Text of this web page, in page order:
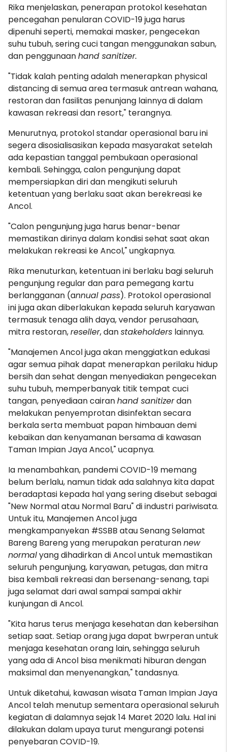
Rika menjelaskan, penerapan protokol kesehatan
pencegahan penularan COVID-19 juga harus
dipenuhi seperti, memakai masker, pengecekan
suhu tubuh, sering cuci tangan menggunakan sabun,
dan penggunaanhand sanitizer.
"Tidak kalah penting adalah menerapkan physical
distancing di semua area termasuk antrean wahana,
restoran dan fasilitas penunjang lainnya di dalam
kawasan rekreasi dan resort," terangnya.
Menurutnya, protokol standar operasional baru ini
segera disosialisasikan kepada masyarakat setelah
ada kepastian tanggal pembukaan operasional
kembali. Sehingga, calon pengunjung dapat
mempersiapkan diri dan mengikuti seluruh
ketentuan yang berlaku saat akan berekreasi ke
Ancol.
"Calon pengunjung juga harus benar-benar
memastikan dirinya dalam kondisi sehat saat akan
melakukan rekreasi ke Ancol," ungkapnya.
Rika menuturkan, ketentuan ini berlaku bagi seluruh
pengunjung regular dan para pemegang kartu
berlangganan (annual pass). Protokol operasional
ini juga akan diberlakukan kepada seluruh karyawan
termasuk tenaga alih daya, vendor perusahaan,
mitra restoran,reseller, danstakeholders lainnya.
"Manajemen Ancol juga akan menggiatkan edukasi
agar semua pihak dapat menerapkan perilaku hidup
bersih dan sehat dengan menyediakan pengecekan
suhu tubuh, memperbanyak titik tempat cuci
tangan, penyediaan cairanhand sanitizerdan
melakukan penyemprotan disinfektan secara
berkala serta membuat papan himbauan demi
kebaikan dan kenyamanan bersama di kawasan
Taman Impian Jaya Ancol," ucapnya.
Ia menambahkan, pandemi COVID-19 memang
belum berlalu, namun tidak ada salahnya kita dapat
beradaptasi kepada hal yang sering disebut sebagai
"New Normal atau Normal Baru" di industri pariwisata.
Untuk itu, Manajemen Ancol juga
mengkampanyekan #SSBB atau Senang Selamat
Bareng Bareng yang merupakan peraturannew
normalyang dihadirkan di Ancol untuk memastikan
seluruh pengunjung, karyawan, petugas, dan mitra
bisa kembali rekreasi dan bersenang-senang, tapi
juga selamat dari awal sampai sampai akhir
kunjungan di Ancol.
"Kita harus terus menjaga kesehatan dan kebersihan
setiap saat. Setiap orang juga dapat bwrperan untuk
menjaga kesehatan orang lain, sehingga seluruh
yang ada di Ancol bisa menikmati hiburan dengan
maksimal dan menyenangkan," tandasnya.
Untuk diketahui, kawasan wisata Taman Impian Jaya
Ancol telah menutup sementara operasional seluruh
kegiatan di dalamnya sejak 14 Maret 2020 lalu. Hal ini
dilakukan dalam upaya turut mengurangi potensi
penyebaran COVID-19.